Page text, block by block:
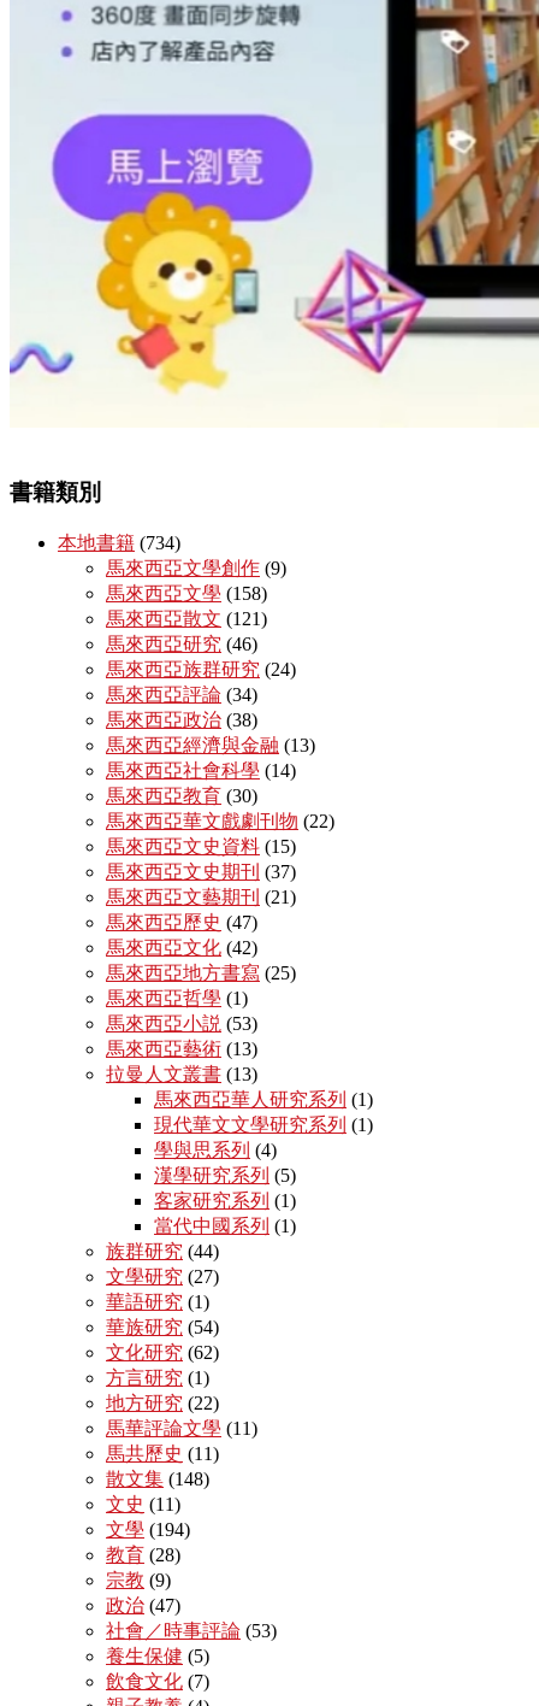
書籍類別
本地書籍 (734)
馬來西亞文學創作 (9)
馬來西亞文學 (158)
馬來西亞散文 (121)
馬來西亞研究 (46)
馬來西亞族群研究 (24)
馬來西亞評論 (34)
馬來西亞政治 (38)
馬來西亞經濟與金融 (13)
馬來西亞社會科學 (14)
馬來西亞教育 (30)
馬來西亞華文戲劇刊物 (22)
馬來西亞文史資料 (15)
馬來西亞文史期刊 (37)
馬來西亞文藝期刊 (21)
馬來西亞歷史 (47)
馬來西亞文化 (42)
馬來西亞地方書寫 (25)
馬來西亞哲學 (1)
馬來西亞小説 (53)
馬來西亞藝術 (13)
拉曼人文叢書 (13)
馬來西亞華人研究系列 (1)
現代華文文學研究系列 (1)
學與思系列 (4)
漢學研究系列 (5)
客家研究系列 (1)
當代中國系列 (1)
族群研究 (44)
文學研究 (27)
華語研究 (1)
華族研究 (54)
文化研究 (62)
方言研究 (1)
地方研究 (22)
馬華評論文學 (11)
馬共歷史 (11)
散文集 (148)
文史 (11)
文學 (194)
教育 (28)
宗教 (9)
政治 (47)
社會／時事評論 (53)
養生保健 (5)
飲食文化 (7)